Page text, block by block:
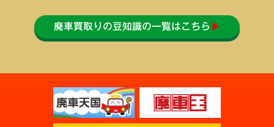
廃車買取りの豆知識の一覧はこちら ▶